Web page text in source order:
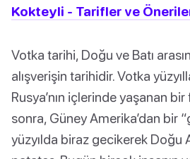
Kokteyli - Tarifler ve
Votka tarihi, Doğu ve Batı
alışverişin tarihidir. Votka
Rusya’nın içlerinde yaşanan
sonra, Güney Amerika’dan bir
yüzyılda biraz gecikerek Doğu